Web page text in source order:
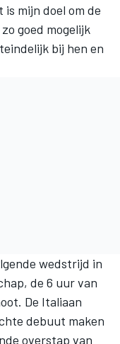
is mijn doel om de
goed mogelijk
bij hen en
wedstrijd in
de 6 uur van
De Italiaan
debuut maken
overstap van